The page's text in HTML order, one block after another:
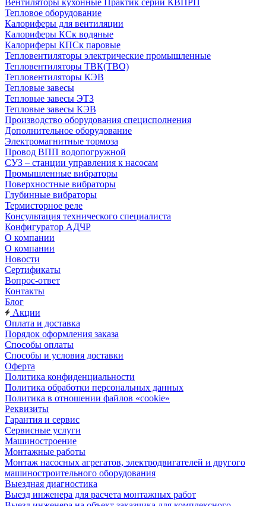
Вентиляторы кухонные Практик серии КВПРП
Тепловое оборудование
Калориферы для вентиляции
Калориферы КСк водяные
Калориферы КПСк паровые
Тепловентиляторы электрические промышленные
Тепловентиляторы ТВК(ТВО)
Тепловентиляторы КЭВ
Тепловые завесы
Тепловые завесы ЭТЗ
Тепловые завесы КЭВ
Производство оборудования специсполнения
Дополнительное оборудование
Электромагнитные тормоза
Провод ВПП водопогружной
СУЗ – станции управления к насосам
Промышленные вибраторы
Поверхностные вибраторы
Глубинные вибраторы
Термисторное реле
Консультация технического специалиста
Конфигуратор АДЧР
О компании
О компании
Новости
Сертификаты
Вопрос-ответ
Контакты
Блог
Акции
Оплата и доставка
Порядок оформления заказа
Способы оплаты
Способы и условия доставки
Оферта
Политика конфиденциальности
Политика обработки персональных данных
Политика в отношении файлов «cookie»
Реквизиты
Гарантия и сервис
Сервисные услуги
Машиностроение
Монтажные работы
Монтаж насосных агрегатов, электродвигателей и другого
машиностроительного оборудования
Выездная диагностика
Выезд инженера для расчета монтажных работ